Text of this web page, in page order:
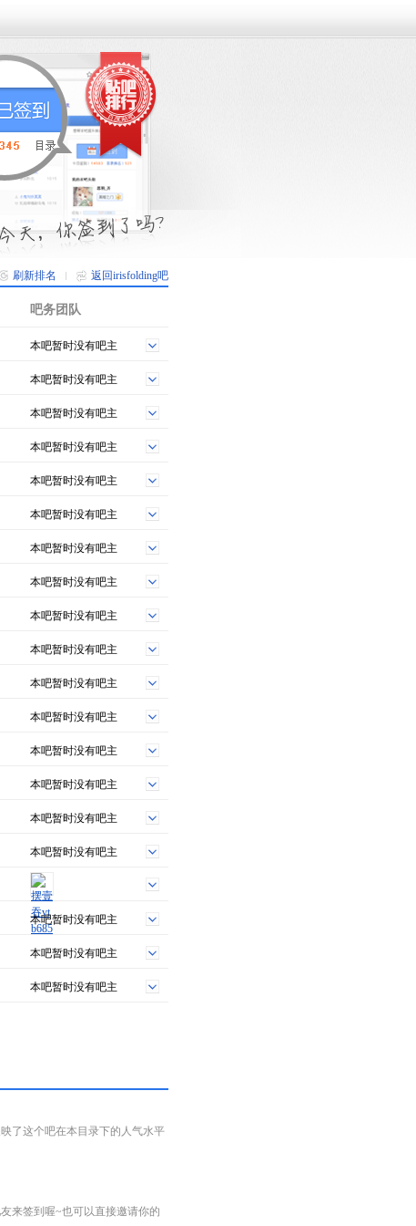
返回irisfolding吧
刷新排名
吧务团队
本吧暂时没有吧主
本吧暂时没有吧主
本吧暂时没有吧主
本吧暂时没有吧主
本吧暂时没有吧主
本吧暂时没有吧主
本吧暂时没有吧主
本吧暂时没有吧主
本吧暂时没有吧主
本吧暂时没有吧主
本吧暂时没有吧主
本吧暂时没有吧主
本吧暂时没有吧主
本吧暂时没有吧主
本吧暂时没有吧主
本吧暂时没有吧主
本吧暂时没有吧主
本吧暂时没有吧主
本吧暂时没有吧主
了这个吧在本目录下的人气水平
来签到喔~也可以直接邀请你的